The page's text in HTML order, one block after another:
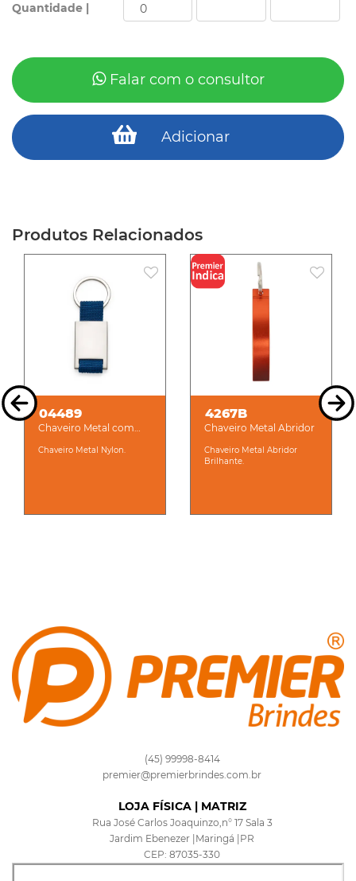
Quantidade |
Falar com o consultor
Adicionar
Produtos Relacionados
04489
Chaveiro Metal com
Chaveiro Metal Nylon.
4267B
Chaveiro Metal Abridor
Chaveiro Metal Abridor
Brilhante.
(45) 99998-8414
premier@premierbrindes.com.br
LOJA FÍSICA | MATRIZ
Rua José Carlos Joaquinzo,n° 17 Sala 3
Jardim Ebenezer |Maringá |PR
CEP: 87035-330